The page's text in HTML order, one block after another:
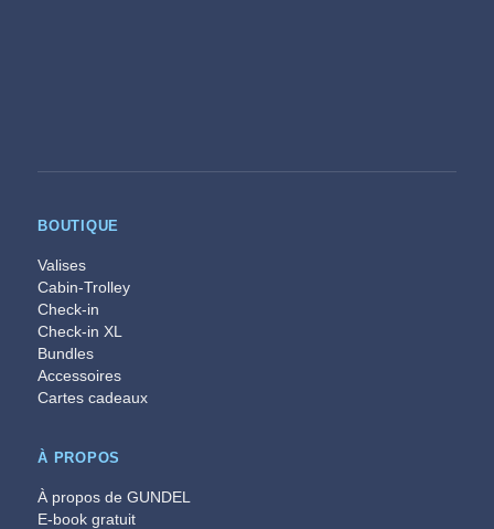
BOUTIQUE
Valises
Cabin-Trolley
Check-in
Check-in XL
Bundles
Accessoires
Cartes cadeaux
À PROPOS
À propos de GUNDEL
E-book gratuit